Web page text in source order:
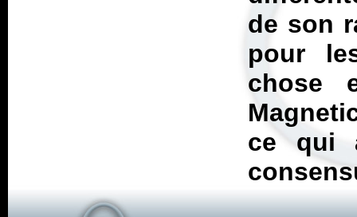
de son
pour
chose
ce qui